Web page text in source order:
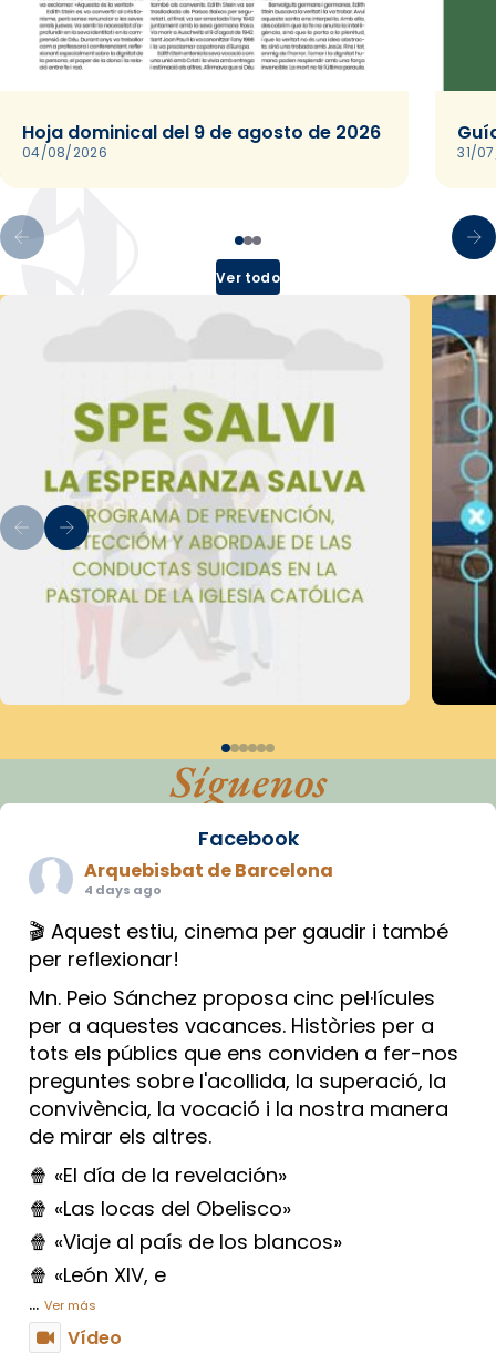
Hoja dominical del 9 de agosto de 2026
04/08/2026 31/
Ver todo
Síguenos
Facebook
Arquebisbat de Barcelona
4 days ago
🎬 Aquest estiu, cinema per gaudir i també
per reflexionar!
Mn. Peio Sánchez proposa cinc pel·lícules
per a aquestes vacances. Històries per a
tots els públics que ens conviden a fer-nos
preguntes sobre l'acollida, la superació, la
convivència, la vocació i la nostra manera
de mirar els altres.
🍿 «El día de la revelación»
🍿 «Las locas del Obelisco»
🍿 «Viaje al país de los blancos»
🍿 «León XIV, e
... Ver más
Vídeo